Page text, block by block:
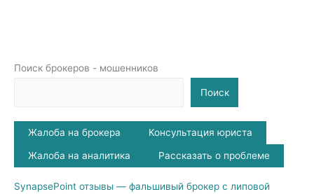
Поиск брокеров - мошенников
Поиск
Жалоба на брокера Консультация юриста
Жалоба на аналитика Рассказать о проблеме
SynapsePoint отзывы — фальшивый брокер с липовой